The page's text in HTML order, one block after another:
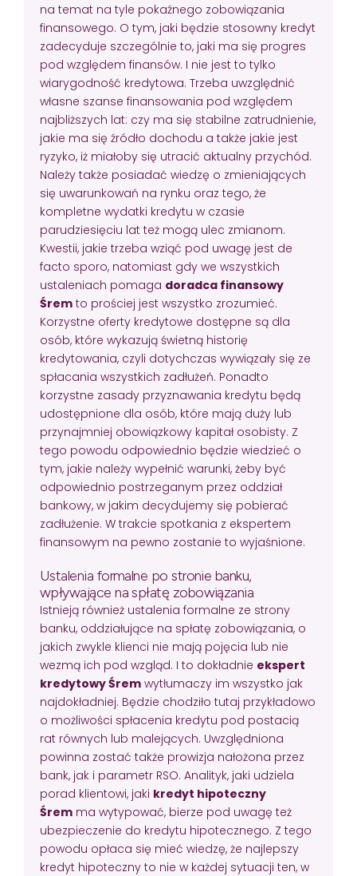
na temat na tyle pokaźnego zobowiązania
finansowego. O tym, jaki będzie stosowny kredyt
zadecyduje szczególnie to, jaki ma się progres
pod względem finansów. I nie jest to tylko
wiarygodność kredytowa. Trzeba uwzględnić
własne szanse finansowania pod względem
najbliższych lat: czy ma się stabilne zatrudnienie,
jakie ma się źródło dochodu a także jakie jest
ryzyko, iż miałoby się utracić aktualny przychód.
Należy także posiadać wiedzę o zmieniających
się uwarunkowań na rynku oraz tego, że
kompletne wydatki kredytu w czasie
parudziesięciu lat też mogą ulec zmianom.
Kwestii, jakie trzeba wziąć pod uwagę jest de
facto sporo, natomiast gdy we wszystkich
ustaleniach pomaga doradca finansowy
Śrem to prościej jest wszystko zrozumieć.
Korzystne oferty kredytowe dostępne są dla
osób, które wykazują świetną historię
kredytowania, czyli dotychczas wywiązały się ze
spłacania wszystkich zadłużeń. Ponadto
korzystne zasady przyznawania kredytu będą
udostępnione dla osób, które mają duży lub
przynajmniej obowiązkowy kapitał osobisty. Z
tego powodu odpowiednio będzie wiedzieć o
tym, jakie należy wypełnić warunki, żeby być
odpowiednio postrzeganym przez oddział
bankowy, w jakim decydujemy się pobierać
zadłużenie. W trakcie spotkania z ekspertem
finansowym na pewno zostanie to wyjaśnione.
Ustalenia formalne po stronie banku,
wpływające na spłatę zobowiązania
Istnieją również ustalenia formalne ze strony
banku, oddziałujące na spłatę zobowiązania, o
jakich zwykle klienci nie mają pojęcia lub nie
wezmą ich pod wzgląd. I to dokładnie ekspert
kredytowy Śrem wytłumaczy im wszystko jak
najdokładniej. Będzie chodziło tutaj przykładowo
o możliwości spłacenia kredytu pod postacią
rat równych lub malejących. Uwzględniona
powinna zostać także prowizja nałożona przez
bank, jak i parametr RSO. Analityk, jaki udziela
porad klientowi, jaki kredyt hipoteczny
Śrem ma wytypować, bierze pod uwagę też
ubezpieczenie do kredytu hipotecznego. Z tego
powodu opłaca się mieć wiedzę, że najlepszy
kredyt hipoteczny to nie w każdej sytuacji ten, w